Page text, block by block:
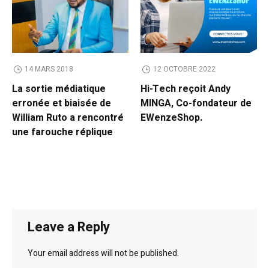
14 MARS 2018
La sortie médiatique
erronée et biaisée de
William Ruto a rencontré
une farouche réplique
12 OCTOBRE 2022
Hi-Tech reçoit Andy
MINGA, Co-fondateur de
EWenzeShop.
Leave a Reply
Your email address will not be published.